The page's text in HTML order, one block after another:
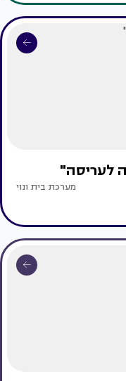
לעריסה"
מערכת בית ונוי